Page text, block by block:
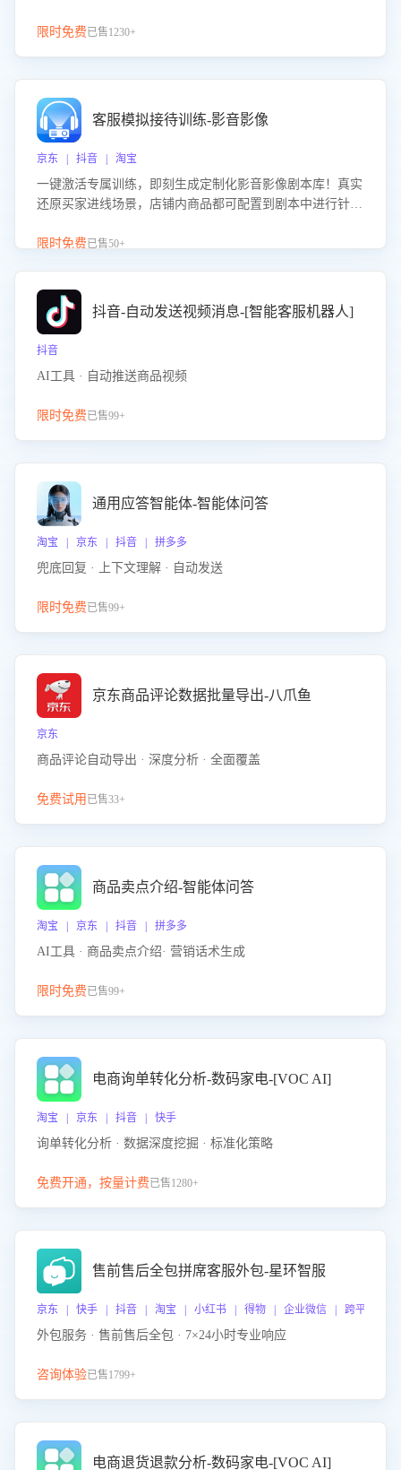
限时免费已售1230+
客服模拟接待训练-影音影像
京东 | 抖音 | 淘宝
一键激活专属训练，即刻生成定制化影音影像剧本库！真实
还原买家进线场景，店铺内商品都可配置到剧本中进行针对
击 “立即开通”，快速获取影音影像类目剧本，一键开启客服
限时免费已售50+
抖音-自动发送视频消息-[智能客服机器人]
抖音
AI工具 · 自动推送商品视频
限时免费已售99+
通用应答智能体-智能体问答
淘宝 | 京东 | 抖音 | 拼多多
兜底回复 · 上下文理解 · 自动发送
限时免费已售99+
京东商品评论数据批量导出-八爪鱼
京东
商品评论自动导出 · 深度分析 · 全面覆盖
免费试用 已售33+
商品卖点介绍-智能体问答
淘宝 | 京东 | 抖音 | 拼多多
AI工具 · 商品卖点介绍· 营销话术生成
限时免费已售99+
电商询单转化分析-数码家电-[VOC AI]
淘宝 | 京东 | 抖音 | 快手
询单转化分析 · 数据深度挖掘 · 标准化策略
免费开通，按量计费已售1280+
售前售后全包拼席客服外包-星环智服
京东 | 快手 | 抖音 | 淘宝 | 小红书 | 得物 | 企业微信 | 跨平台
外包服务 · 售前售后全包 · 7×24小时专业响应
咨询体验已售1799+
电商退货退款分析-数码家电-[VOC AI]